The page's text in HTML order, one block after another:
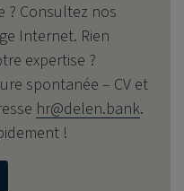
? Consultez nos
Internet. Rien
expertise ?
spontanée – CV et
hr@delen.bank.
!